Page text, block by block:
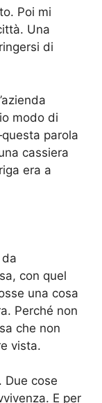
Poi mi
Una
di
modo di
parola
cassiera
era a
con quel
una cosa
Perché non
che non
vista.
Due cose
E per